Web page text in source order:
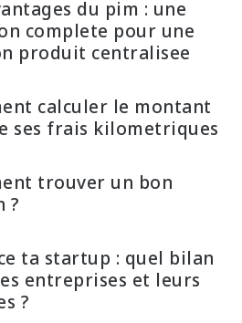
du pim : une
complete pour une
produit centralisee
calculer le montant
ses frais kilometriques
trouver un bon
?
ta startup : quel bilan
entreprises et leurs
?